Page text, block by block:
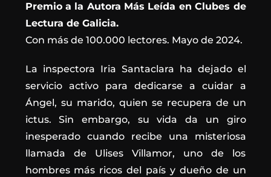
Premio a la Autora Más Leída en Clubes de
Lectura de Galicia.
Con más de 100.000 lectores. Mayo de 2024.
La inspectora Iria Santaclara ha dejado el
servicio activo para dedicarse a cuidar a
Ángel, su marido, quien se recupera de un
ictus. Sin embargo, su vida da un giro
inesperado cuando recibe una misteriosa
llamada de Ulises Villamor, uno de los
hombres más ricos del país y dueño de un